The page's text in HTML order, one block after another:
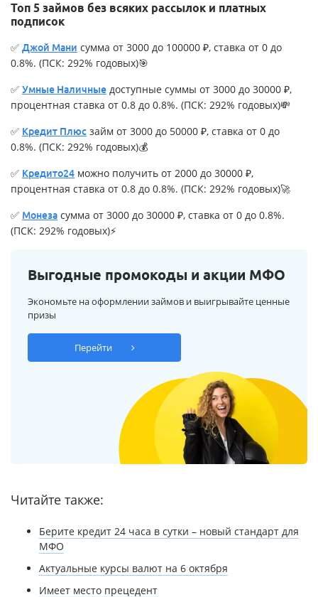
Топ 5 займов без всяких рассылок и платных
подписок
✅ Джой Мани сумма от 3000 до 100000 ₽, ставка от 0 до
0.8%. (ПСК: 292% годовых)🎯
✅ Умные Наличные доступные суммы от 3000 до 30000 ₽,
процентная ставка от 0.8 до 0.8%. (ПСК: 292% годовых)💸
✅ Кредит Плюс займ от 3000 до 50000 ₽, ставка от 0 до
0.8%. (ПСК: 292% годовых)💰
✅ Кредито24 можно получить от 2000 до 30000 ₽,
процентная ставка от 0.8 до 0.8%. (ПСК: 292% годовых)🚀
✅ Монеза сумма от 3000 до 30000 ₽, ставка от 0 до 0.8%.
(ПСК: 292% годовых)⚡
Выгодные промокоды и акции МФО
Экономьте на оформлении займов и выигрывайте ценные
призы
Перейти
Читайте также:
Берите кредит 24 часа в сутки – новый стандарт для
МФО
Актуальные курсы валют на 6 октября
Имеет место прецедент